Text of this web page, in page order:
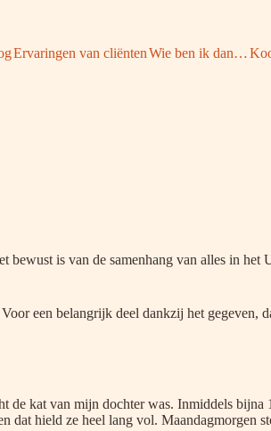
Ervaringen van cliëntenWie ben ik dan…
is van de samenhang van alles in
een belangrijk deel dankzij het gegeven,
kat van mijn dochter was. Inmiddels
hield ze heel lang vol. Maandagmorgen